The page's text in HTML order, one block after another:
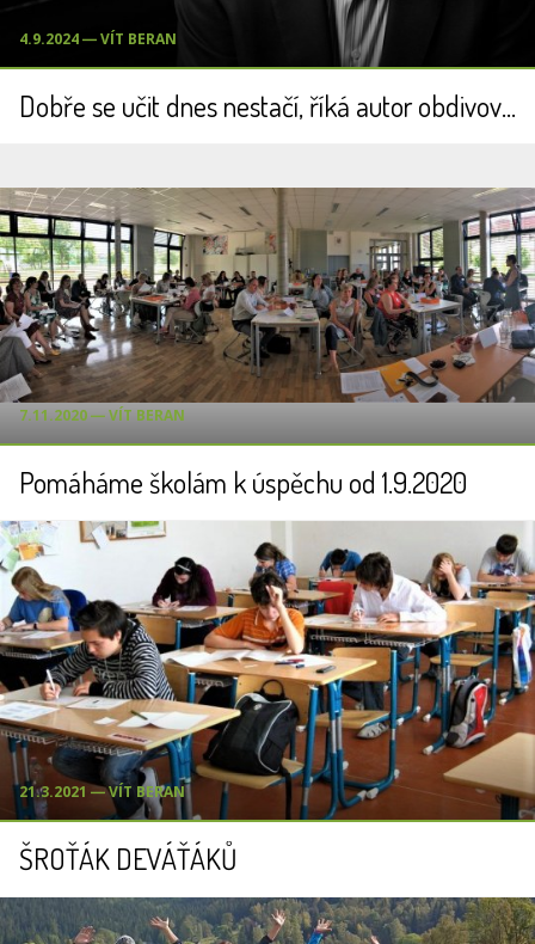
4.9.2024 ― VÍT BERAN
Dobře se učit dnes nestačí, říká autor obdivované vzdělávací reformy v Kanadě
7.11.2020 ― VÍT BERAN
Pomáháme školám k úspěchu od 1.9.2020
21.3.2021 ― VÍT BERAN
ŠROŤÁK DEVÁŤÁKŮ